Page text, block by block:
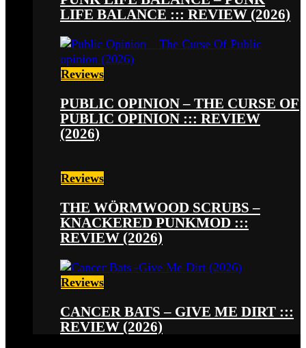
LIFE BALANCE ::: REVIEW (2026)
Reviews
PUBLIC OPINION – THE CURSE OF
PUBLIC OPINION ::: REVIEW
(2026)
Reviews
THE WÖRMWOOD SCRUBS –
KNACKERED PUNKMOD :::
REVIEW (2026)
Reviews
CANCER BATS – GIVE ME DIRT :::
REVIEW (2026)